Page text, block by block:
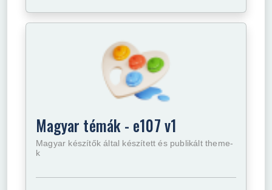
Magyar témák - e107 v1
Magyar készítők által készített és publikált theme-
k